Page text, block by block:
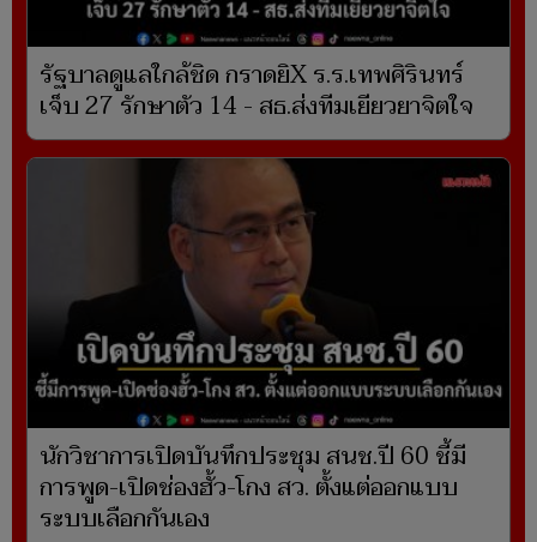
รัฐบาลดูแลใกล้ชิด กราดยิX ร.ร.เทพศิรินทร์
เจ็บ 27 รักษาตัว 14 - สธ.ส่งทีมเยียวยาจิตใจ
นักวิชาการเปิดบันทึกประชุม สนช.ปี 60 ชี้มี
การพูด-เปิดช่องฮั้ว-โกง สว. ตั้งแต่ออกแบบ
ระบบเลือกกันเอง